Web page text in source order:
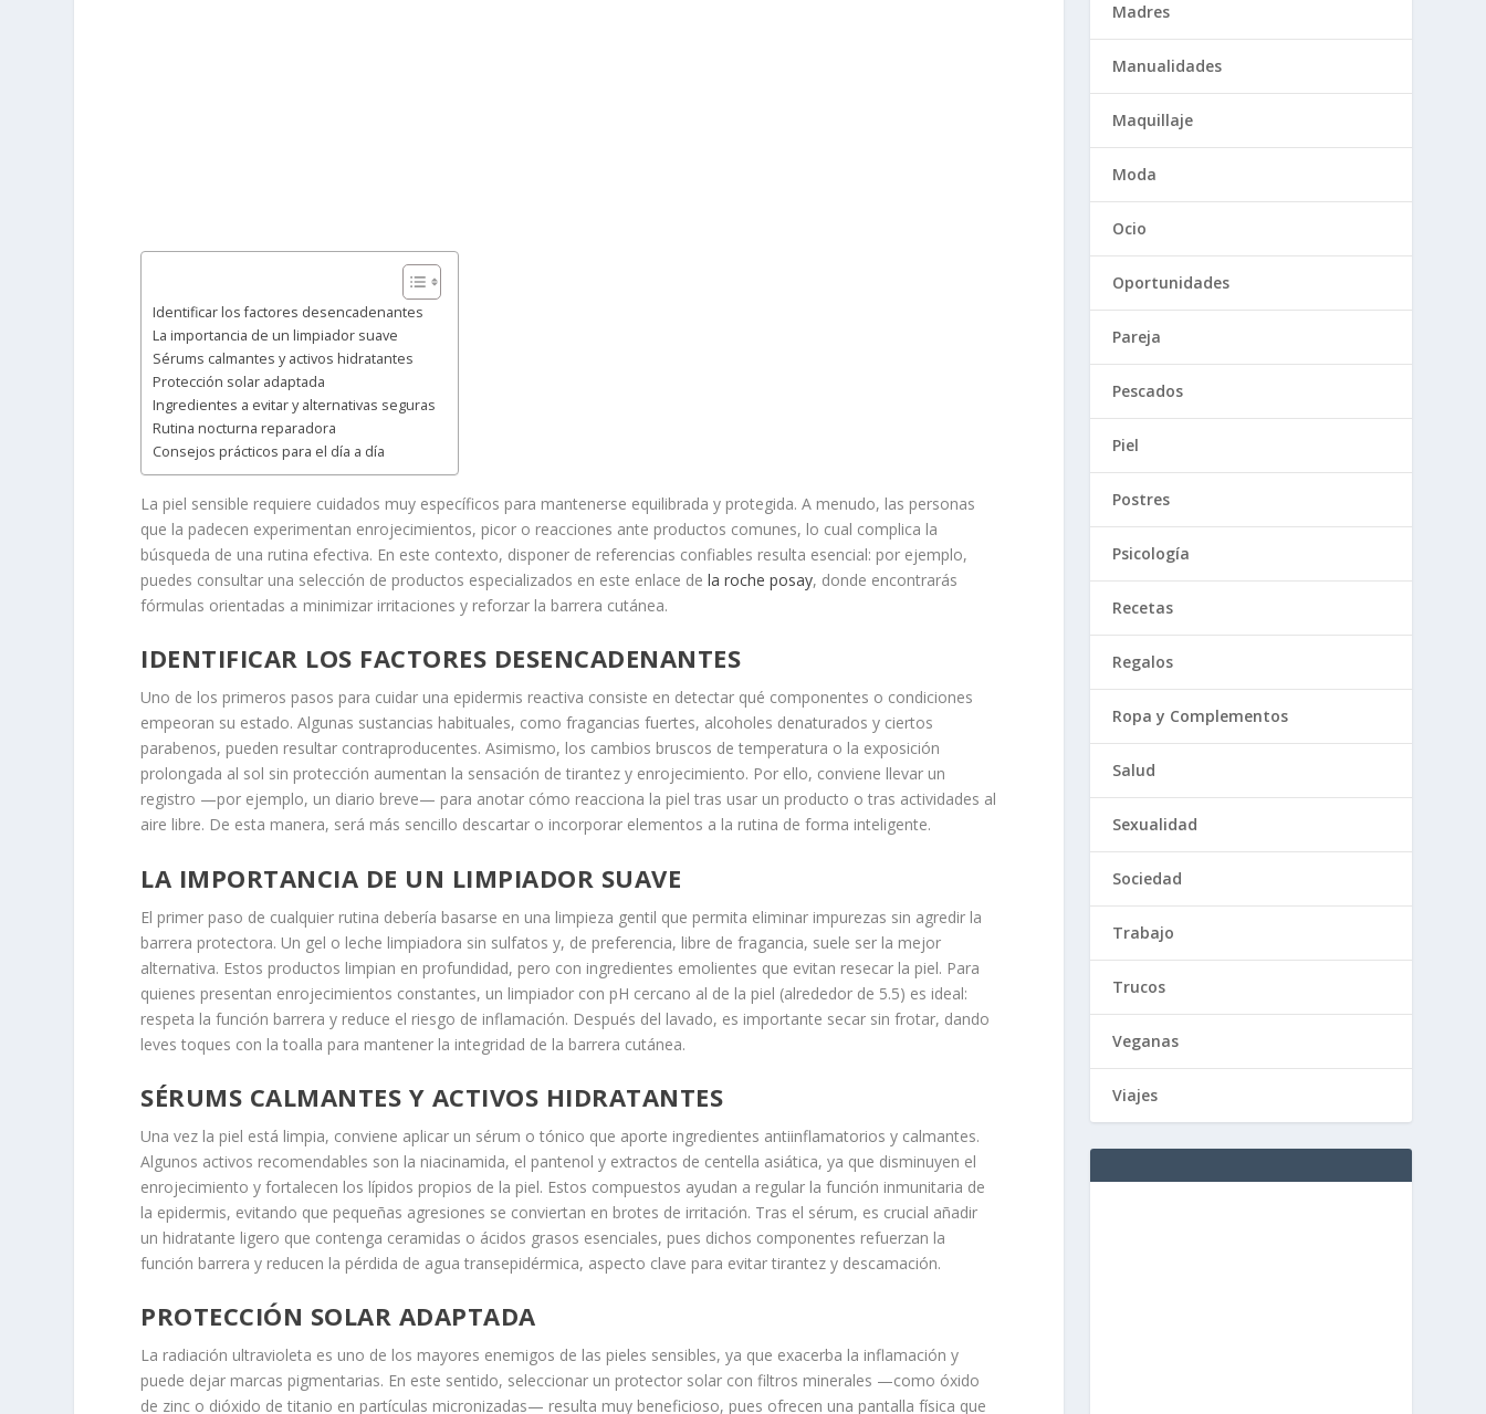
Identificar los factores desencadenantes
La importancia de un limpiador suave
Sérums calmantes y activos hidratantes
Protección solar adaptada
Ingredientes a evitar y alternativas seguras
Rutina nocturna reparadora
Consejos prácticos para el día a día
La piel sensible requiere cuidados muy específicos para mantenerse equilibrada y protegida. A menudo, las personas
que la padecen experimentan enrojecimientos, picor o reacciones ante productos comunes, lo cual complica la
búsqueda de una rutina efectiva. En este contexto, disponer de referencias confiables resulta esencial: por ejemplo,
puedes consultar una selección de productos especializados en este enlace dela roche posay, donde encontrarás
fórmulas orientadas a minimizar irritaciones y reforzar la barrera cutánea.
IDENTIFICAR LOS FACTORES DESENCADENANTES
Uno de los primeros pasos para cuidar una epidermis reactiva consiste en detectar qué componentes o condiciones
empeoran su estado. Algunas sustancias habituales, como fragancias fuertes, alcoholes denaturados y ciertos
parabenos, pueden resultar contraproducentes. Asimismo, los cambios bruscos de temperatura o la exposición
prolongada al sol sin protección aumentan la sensación de tirantez y enrojecimiento. Por ello, conviene llevar un
registro —por ejemplo, un diario breve— para anotar cómo reacciona la piel tras usar un producto o tras actividades al
aire libre. De esta manera, será más sencillo descartar o incorporar elementos a la rutina de forma inteligente.
LA IMPORTANCIA DE UN LIMPIADOR SUAVE
El primer paso de cualquier rutina debería basarse en una limpieza gentil que permita eliminar impurezas sin agredir la
barrera protectora. Un gel o leche limpiadora sin sulfatos y, de preferencia, libre de fragancia, suele ser la mejor
alternativa. Estos productos limpian en profundidad, pero con ingredientes emolientes que evitan resecar la piel. Para
quienes presentan enrojecimientos constantes, un limpiador con pH cercano al de la piel (alrededor de 5.5) es ideal:
respeta la función barrera y reduce el riesgo de inflamación. Después del lavado, es importante secar sin frotar, dando
leves toques con la toalla para mantener la integridad de la barrera cutánea.
SÉRUMS CALMANTES Y ACTIVOS HIDRATANTES
Una vez la piel está limpia, conviene aplicar un sérum o tónico que aporte ingredientes antiinflamatorios y calmantes.
Algunos activos recomendables son la niacinamida, el pantenol y extractos de centella asiática, ya que disminuyen el
enrojecimiento y fortalecen los lípidos propios de la piel. Estos compuestos ayudan a regular la función inmunitaria de
la epidermis, evitando que pequeñas agresiones se conviertan en brotes de irritación. Tras el sérum, es crucial añadir
un hidratante ligero que contenga ceramidas o ácidos grasos esenciales, pues dichos componentes refuerzan la
función barrera y reducen la pérdida de agua transepidérmica, aspecto clave para evitar tirantez y descamación.
PROTECCIÓN SOLAR ADAPTADA
La radiación ultravioleta es uno de los mayores enemigos de las pieles sensibles, ya que exacerba la inflamación y
puede dejar marcas pigmentarias. En este sentido, seleccionar un protector solar con filtros minerales —como óxido
de zinc o dióxido de titanio en partículas micronizadas— resulta muy beneficioso, pues ofrecen una pantalla física que
Madres
Manualidades
Maquillaje
Moda
Ocio
Oportunidades
Pareja
Pescados
Piel
Postres
Psicología
Recetas
Regalos
Ropa y Complementos
Salud
Sexualidad
Sociedad
Trabajo
Trucos
Veganas
Viajes